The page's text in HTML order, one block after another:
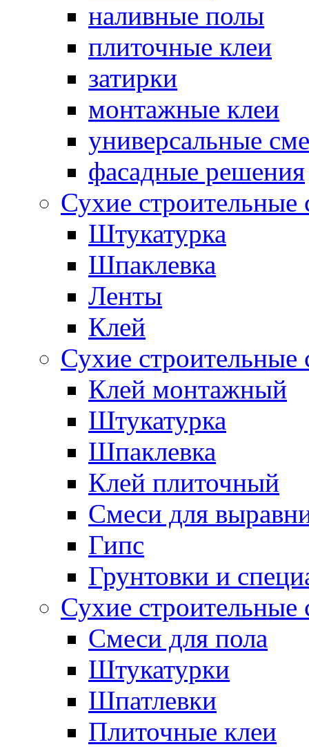
наливные полы
плиточные клеи
затирки
монтажные клеи
универсальные
фасадные решения
Сухие
Штукатурка
Шпаклевка
Ленты
Клей
Сухие
Клей монтажный
Штукатурка
Шпаклевка
Клей плиточный
Смеси для
Гипс
Грунтовки и
Сухие
Смеси для пола
Штукатурки
Шпатлевки
Плиточные клеи